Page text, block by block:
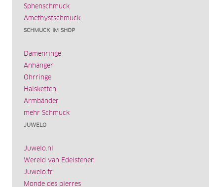
Sphenschmuck
Amethystschmuck
SCHMUCK IM SHOP
Damenringe
Anhänger
Ohrringe
Halsketten
Armbänder
mehr Schmuck
JUWELO
Juwelo.nl
Wereld van Edelstenen
Juwelo.fr
Monde des pierres